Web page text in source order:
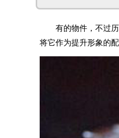
有的物件，不过历
将它作为提升形象的